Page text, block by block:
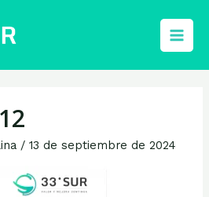
Main
/13 de septiembre de 2024